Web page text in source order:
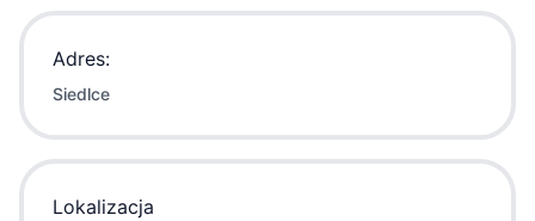
Adres:
Siedlce
Lokalizacja